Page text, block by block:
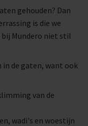
gehouden? Dan
is die we
Mundero niet stil
in de gaten, want ook
van de
wadi's en woestijn